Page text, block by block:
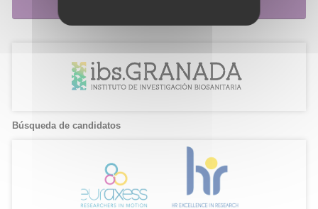
Búsqueda de candidatos